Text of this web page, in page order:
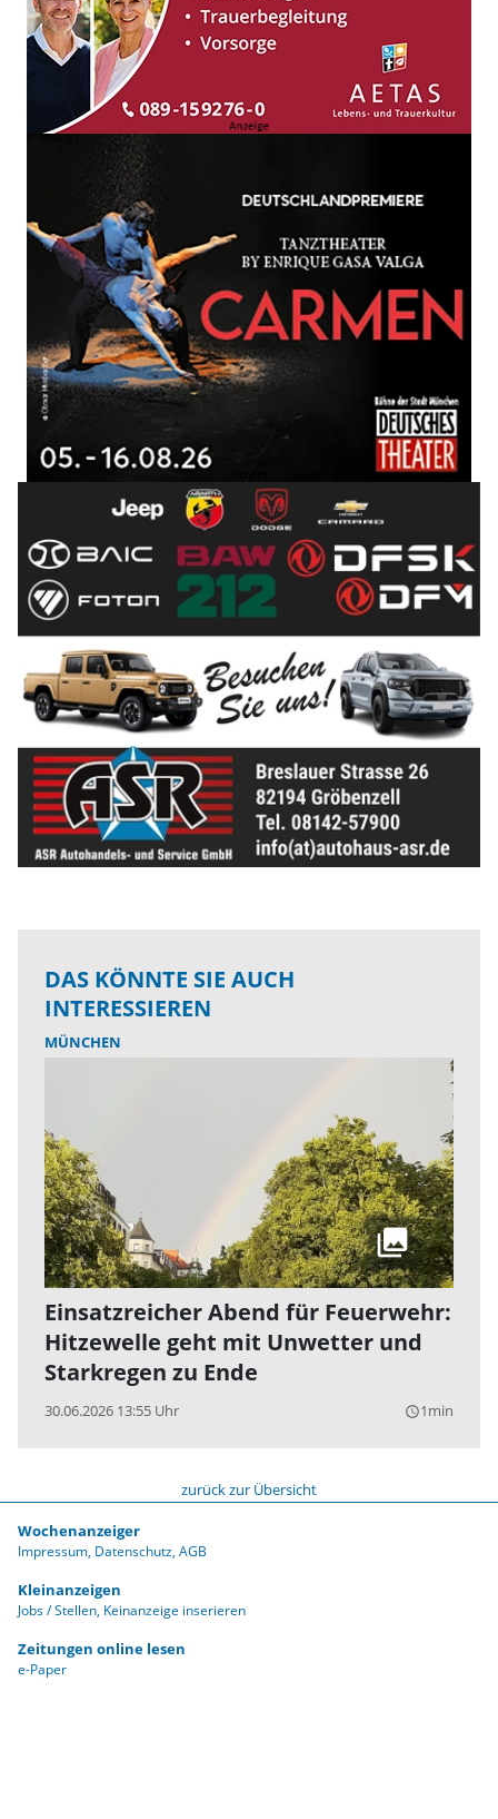
DAS KÖNNTE SIE AUCH
INTERESSIEREN
MÜNCHEN
Einsatzreicher Abend für Feuerwehr:
Hitzewelle geht mit Unwetter und
Starkregen zu Ende
30.06.2026 13:55 Uhr query_builder1min
zurück zur Übersicht
Wochenanzeiger
Impressum Datenschutz AGB
Kleinanzeigen
Jobs / Stellen Keinanzeige inserieren
Zeitungen online lesen
e-Paper